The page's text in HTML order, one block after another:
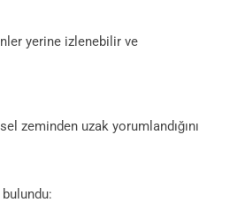
yerine izlenebilir ve
zeminden uzak yorumlandığını